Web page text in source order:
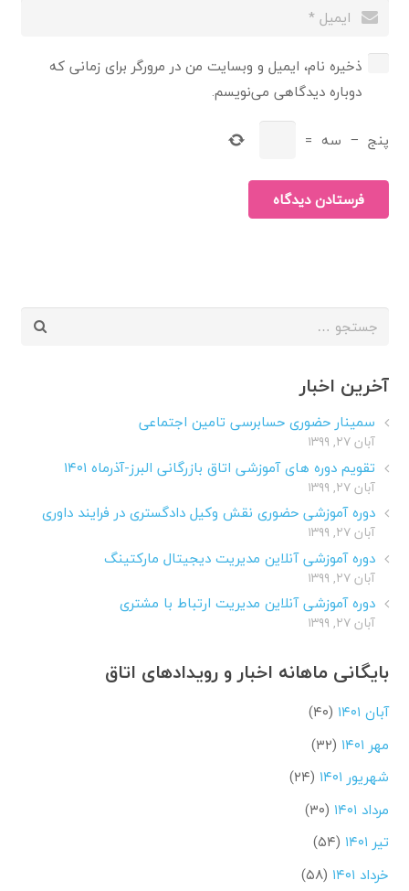
ذخیره نام، ایمیل و وبسایت من در مرورگر برای زمانی که
دوباره دیدگاهی می‌نویسم.
پنج − سه =
فرستادن دیدگاه
جستجو
آخرین اخبار
سمینار حضوری حسابرسی تامین اجتماعی
آبان ۲۷, ۱۳۹۹
تقویم دوره های آموزشی اتاق بازرگانی البرز-آذرماه ۱۴۰۱
آبان ۲۷, ۱۳۹۹
دوره آموزشی حضوری نقش وکیل دادگستری در فرایند داوری
آبان ۲۷, ۱۳۹۹
دوره آموزشی آنلاین مدیریت دیجیتال مارکتینگ
آبان ۲۷, ۱۳۹۹
دوره آموزشی آنلاین مدیریت ارتباط با مشتری
آبان ۲۷, ۱۳۹۹
بایگانی ماهانه اخبار و رویدادهای اتاق
آبان ۱۴۰۱
(۴۰)
مهر ۱۴۰۱
(۳۲)
شهریور ۱۴۰۱
(۲۴)
مرداد ۱۴۰۱
(۳۰)
تیر ۱۴۰۱
(۵۴)
خرداد ۱۴۰۱
(۵۸)